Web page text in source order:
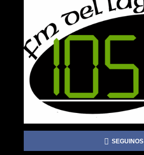
SEGUINOS